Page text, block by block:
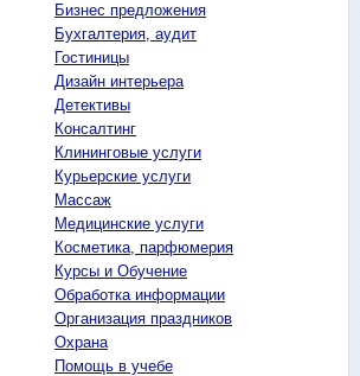
Бизнес предложения
Бухгалтерия, аудит
Гостиницы
Дизайн интерьера
Детективы
Консалтинг
Клининговые услуги
Курьерские услуги
Массаж
Медицинские услуги
Косметика, парфюмерия
Курсы и Обучение
Обработка информации
Организация праздников
Охрана
Помощь в учебе